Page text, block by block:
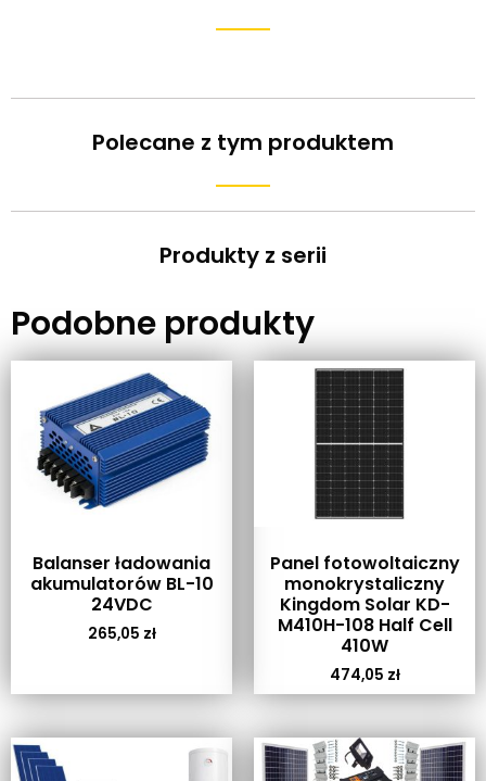
Polecane z tym produktem
Produkty z serii
Podobne produkty
Balanser ładowania
akumulatorów BL-10
24VDC
265,05 zł
Panel fotowoltaiczny
monokrystaliczny
Kingdom Solar KD-
M410H-108 Half Cell
410W
474,05 zł